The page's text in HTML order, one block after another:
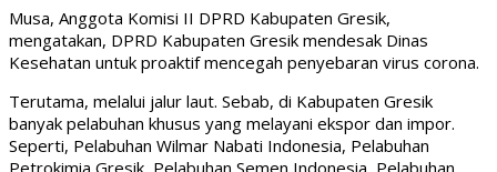
Musa, Anggota Komisi II DPRD Kabupaten Gresik,
mengatakan, DPRD Kabupaten Gresik mendesak Dinas
Kesehatan untuk proaktif mencegah penyebaran virus corona.
Terutama, melalui jalur laut. Sebab, di Kabupaten Gresik
banyak pelabuhan khusus yang melayani ekspor dan impor.
Seperti, Pelabuhan Wilmar Nabati Indonesia, Pelabuhan
Petrokimia Gresik, Pelabuhan Semen Indonesia, Pelabuhan